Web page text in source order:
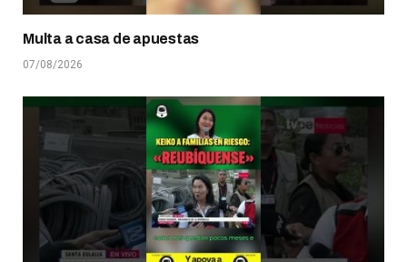
Multa a casa de apuestas
07/08/2026